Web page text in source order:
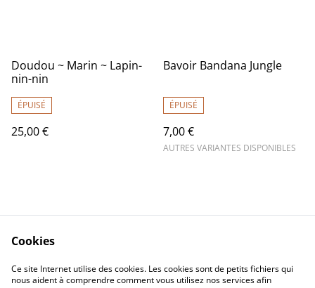
Doudou ~ Marin ~ Lapin-
nin-nin
ÉPUISÉ
25,00 €
Bavoir Bandana Jungle
ÉPUISÉ
7,00 €
AUTRES VARIANTES DISPONIBLES
Contact Us
Legal Terms
Privacy Policy
Cookie Policy
Cookies
Ce site Internet utilise des cookies. Les cookies sont de petits fichiers qui
nous aident à comprendre comment vous utilisez nos services afin